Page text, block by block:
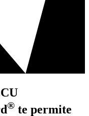
® te permite